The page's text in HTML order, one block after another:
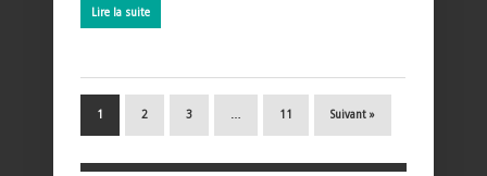
Lire la suite
1 2 3 11 Suivant »